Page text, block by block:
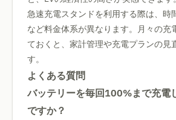
急速充電スタンドを利用する際は、時
など料金体系が異なります。月々の充
ておくと、家計管理や充電プランの見
す。
よくある質問
バッテリーを毎回100%まで充電
ですか？